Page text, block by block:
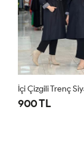
İçi Çizgili Trenç
900 TL